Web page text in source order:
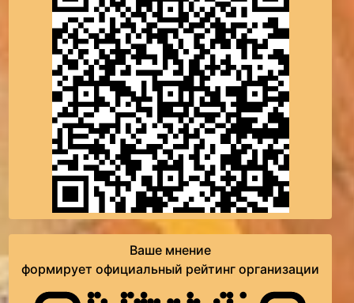
Ваше мнение
формирует официальный рейтинг организации